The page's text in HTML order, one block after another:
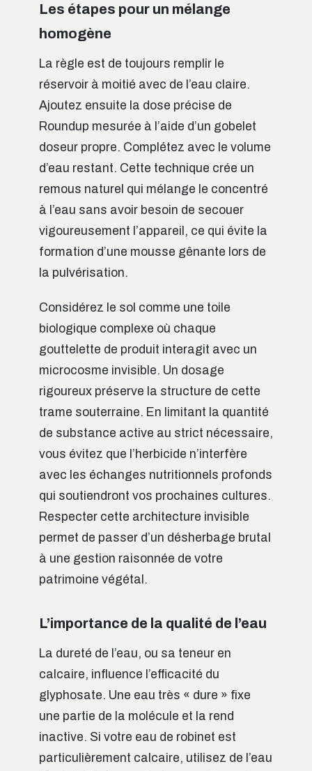
Les étapes pour un mélange
homogène
La règle est de toujours remplir le
réservoir à moitié avec de l’eau claire.
Ajoutez ensuite la dose précise de
Roundup mesurée à l’aide d’un gobelet
doseur propre. Complétez avec le volume
d’eau restant. Cette technique crée un
remous naturel qui mélange le concentré
à l’eau sans avoir besoin de secouer
vigoureusement l’appareil, ce qui évite la
formation d’une mousse gênante lors de
la pulvérisation.
Considérez le sol comme une toile
biologique complexe où chaque
gouttelette de produit interagit avec un
microcosme invisible. Un dosage
rigoureux préserve la structure de cette
trame souterraine. En limitant la quantité
de substance active au strict nécessaire,
vous évitez que l’herbicide n’interfère
avec les échanges nutritionnels profonds
qui soutiendront vos prochaines cultures.
Respecter cette architecture invisible
permet de passer d’un désherbage brutal
à une gestion raisonnée de votre
patrimoine végétal.
L’importance de la qualité de l’eau
La dureté de l’eau, ou sa teneur en
calcaire, influence l’efficacité du
glyphosate. Une eau très « dure » fixe
une partie de la molécule et la rend
inactive. Si votre eau de robinet est
particulièrement calcaire, utilisez de l’eau